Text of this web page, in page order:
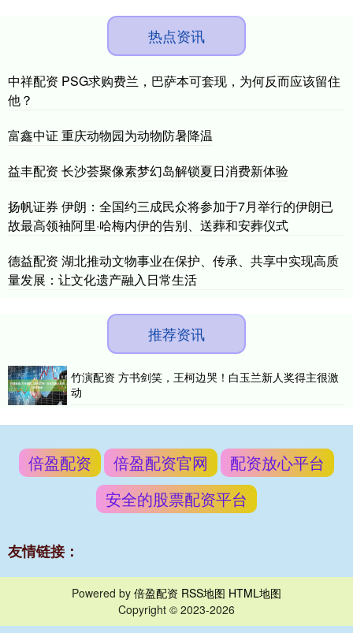
热点资讯
中祥配资 PSG求购费兰，巴萨本可套现，为何反而应该留住
他？
富鑫中证 重庆动物园为动物防暑降温
益丰配资 长沙荟聚像素梦幻岛解锁夏日消费新体验
扬帆证券 伊朗：全国约三成民众将参加于7月举行的伊朗已
故最高领袖阿里·哈梅内伊的告别、送葬和安葬仪式
德益配资 湖北推动文物事业在保护、传承、共享中实现高质
量发展：让文化遗产融入日常生活
推荐资讯
竹演配资 方书剑笑，王柯边哭！白玉兰新人奖得主很激
动
倍盈配资 倍盈配资官网
配资放心平台
安全的股票配资平台
友情链接：
Powered by 倍盈配资 RSS地图 HTML地图
Copyright © 2023-2026